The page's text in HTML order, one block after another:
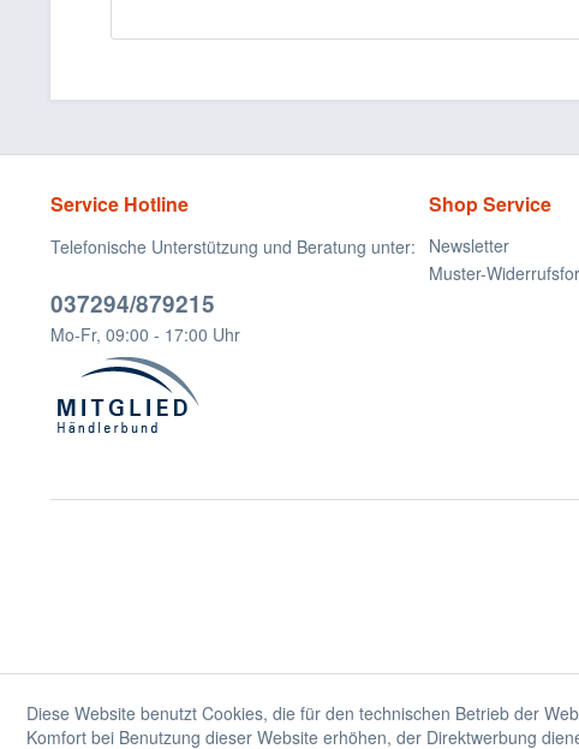
Service Hotline
Telefonische Unterstützung und Beratung unter:
037294/879215
Mo-Fr, 09:00 - 17:00 Uhr
Shop Service
Newsletter
Muster-
Diese Website benutzt Cookies, die für den technischen Betrieb der
Komfort bei Benutzung dieser Website erhöhen, der Direktwerbung